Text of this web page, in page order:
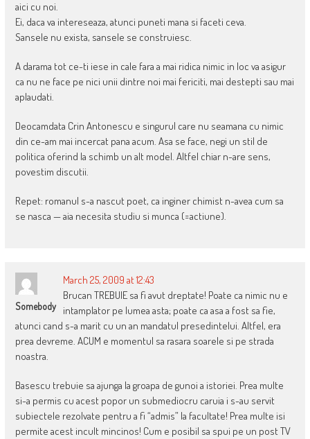
aici cu noi.
Ei, daca va intereseaza, atunci puneti mana si faceti ceva.
Sansele nu exista, sansele se construiesc.
A darama tot ce-ti iese in cale fara a mai ridica nimic in loc va asigur
ca nu ne face pe nici unii dintre noi mai fericiti, mai destepti sau mai
aplaudati.
Deocamdata Crin Antonescu e singurul care nu seamana cu nimic
din ce-am mai incercat pana acum. Asa se face, negi un stil de
politica oferind la schimb un alt model. Altfel chiar n-are sens,
povestim discutii.
Repet: romanul s-a nascut poet, ca inginer chimist n-avea cum sa
se nasca — aia necesita studiu si munca (=actiune).
Somebody
March 25, 2009 at 12:43
Brucan TREBUIE sa fi avut dreptate! Poate ca nimic nu e
intamplator pe lumea asta; poate ca asa a fost sa fie,
atunci cand s-a marit cu un an mandatul presedintelui. Altfel, era
prea devreme. ACUM e momentul sa rasara soarele si pe strada
noastra.
Basescu trebuie sa ajunga la groapa de gunoi a istoriei. Prea multe
si-a permis cu acest popor un submediocru caruia i s-au servit
subiectele rezolvate pentru a fi “admis” la facultate! Prea multe isi
permite acest incult mincinos! Cum e posibil sa spui pe un post TV